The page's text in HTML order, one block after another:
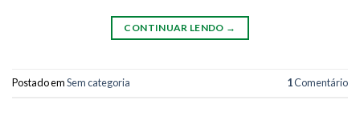
CONTINUAR LENDO →
Postado emSem categoria 1Comentário